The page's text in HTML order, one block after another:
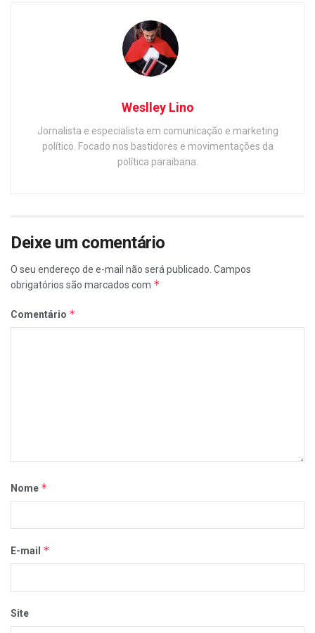
Weslley Lino
Jornalista e especialista em comunicação e marketing
político. Focado nos bastidores e movimentações da
política paraibana.
Deixe um comentário
O seu endereço de e-mail não será publicado. Campos
obrigatórios são marcados com *
Comentário *
Nome *
E-mail *
Site